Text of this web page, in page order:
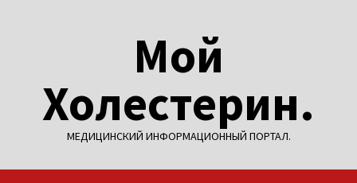
Мой
Холестерин.
МЕДИЦИНСКИЙ ИНФОРМАЦИОННЫЙ ПОРТАЛ.